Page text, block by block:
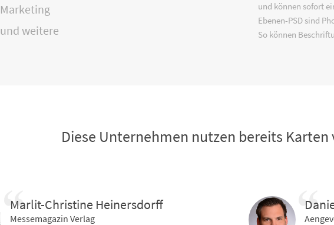
Marketing
und weitere
und können sofort
Ebenen-PSD sind
So können
Diese Unternehmen nutzen bereits Karten
Marlit-Christine Heinersdorff
Messemagazin Verlag